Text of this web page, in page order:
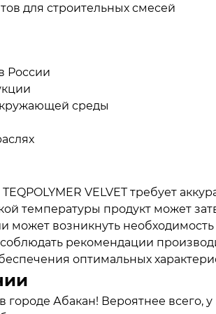
для строительных смесей
России
среды
VELVET требует
температуры продукт может
может возникнуть
рекомендации
оптимальных
городе Абакан! Вероятнее